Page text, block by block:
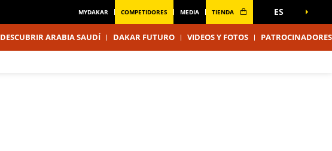
MYDAKAR COMPETIDORES MEDIA TIENDA ES
DESCUBRIR ARABIA SAUDÍ DAKAR FUTURO VIDEOS Y FOTOS PATROCINADORES